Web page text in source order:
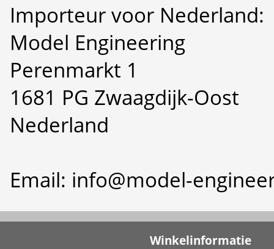
Importeur voor Nederland:
Model Engineering
Perenmarkt 1
1681 PG Zwaagdijk-Oost
Nederland
Email: info@model-
Winkelinformatie